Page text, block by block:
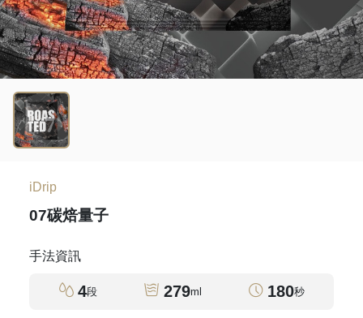
iDrip
07碳焙量子
手法資訊
4段 279ml 180秒